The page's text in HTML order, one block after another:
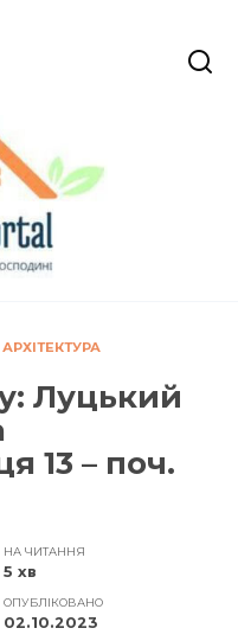
АРХІТЕКТУРА
Луцький
13 – поч.
НА ЧИТАННЯ
5 хв
ОПУБЛІКОВАНО
02.10.2023